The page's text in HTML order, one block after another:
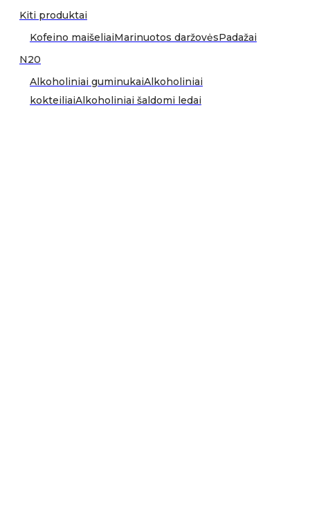
Kiti produktai
Kofeino maišeliaiMarinuotos daržovėsPadažai
N20
Alkoholiniai guminukaiAlkoholiniai
kokteiliaiAlkoholiniai šaldomi ledai